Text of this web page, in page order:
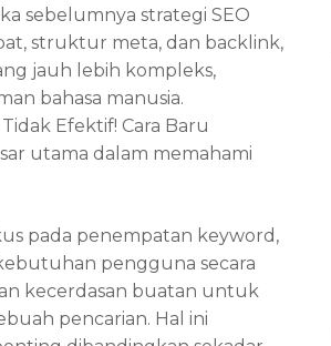
sebelumnya strategi SEO
struktur meta, dan backlink,
jauh lebih kompleks,
bahasa manusia.
Efektif! Cara Baru
utama dalam memahami
pada penempatan keyword,
pengguna secara
kecerdasan buatan untuk
pencarian. Hal ini